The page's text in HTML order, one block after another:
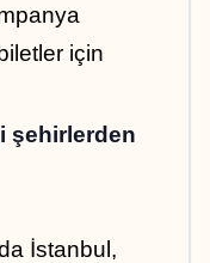
için
şehirlerden
İstanbul,